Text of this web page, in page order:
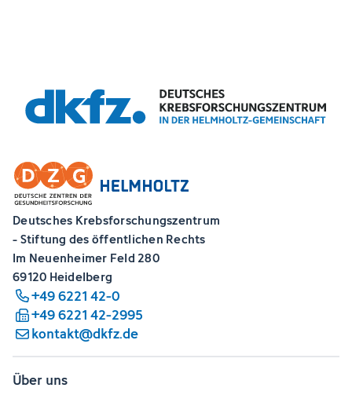
Deutsches Krebsforschungszentrum
- Stiftung des öffentlichen Rechts
Im Neuenheimer Feld 280
69120 Heidelberg
+49 6221 42-0
+49 6221 42-2995
kontakt@dkfz.de
Über uns